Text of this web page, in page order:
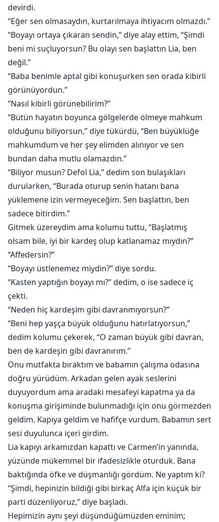
devirdi.
“Eğer sen olmasaydın, kurtarılmaya ihtiyacım olmazdı.”
“Boyayı ortaya çıkaran sendin,” diye alay ettim, “Şimdi
beni mi suçluyorsun? Bu olayı sen başlattın Lia, ben
değil.”
“Baba benimle aptal gibi konuşurken sen orada kibirli
görünüyordun.”
“Nasıl kibirli görünebilirim?”
“Bütün hayatın boyunca gölgelerde ölmeye mahkum
olduğunu biliyorsun,” diye tükürdü, “Ben büyüklüğe
mahkumdum ve her şey elimden alınıyor ve sen
bundan daha mutlu olamazdın.”
“Biliyor musun? Defol Lia,” dedim son bulaşıkları
durularken, “Burada oturup senin hatanı bana
yüklemene izin vermeyeceğim. Sen başlattın, ben
sadece bitirdim.”
Gitmek üzereydim ama kolumu tuttu, “Başlatmış
olsam bile, iyi bir kardeş olup katlanamaz mıydın?”
“Affedersin?”
“Boyayı üstlenemez miydin?” diye sordu.
“Kasten yaptığın boyayı mı?” dedim, o ise sadece iç
çekti.
“Neden hiç kardeşim gibi davranmıyorsun?”
“Beni hep yaşça büyük olduğunu hatırlatıyorsun,”
dedim kolumu çekerek, “O zaman büyük gibi davran,
ben de kardeşin gibi davranırım.”
Onu mutfakta bıraktım ve babamın çalışma odasına
doğru yürüdüm. Arkadan gelen ayak seslerini
duyuyordum ama aradaki mesafeyi kapatma ya da
konuşma girişiminde bulunmadığı için onu görmezden
geldim. Kapıya geldim ve hafifçe vurdum. Babamın sert
sesi duyulunca içeri girdim.
Lia kapıyı arkamızdan kapattı ve Carmen’in yanında,
yüzünde mükemmel bir ifadesizlikle oturduk. Bana
baktığında öfke ve düşmanlığı gördüm. Ne yaptım ki?
“Şimdi, hepinizin bildiği gibi birkaç Alfa için küçük bir
parti düzenliyoruz,” diye başladı.
Hepimizin aynı şeyi düşündüğümüzden eminim;